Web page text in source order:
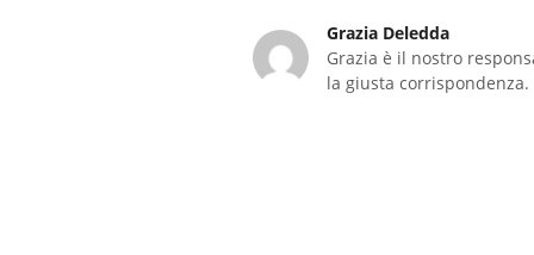
Grazia Deledda
Grazia è il nostro
la giusta